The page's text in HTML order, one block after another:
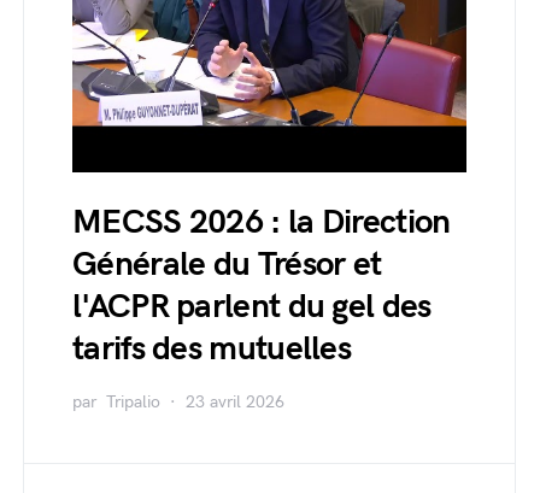
MECSS 2026 : la Direction
Générale du Trésor et
l'ACPR parlent du gel des
tarifs des mutuelles
par Tripalio 23 avril 2026